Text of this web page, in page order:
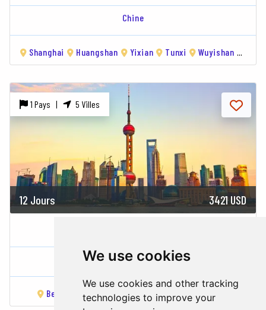
We use cookies
We use cookies and other tracking
technologies to improve your
Chine
Shanghai Huangshan Yixian Tunxi Wuyishan
1 Pays | 5 Villes
12 Jours 3421 USD
Chine
Beijing Datong Pingyao